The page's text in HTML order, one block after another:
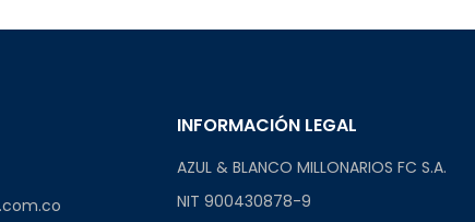
INFORMACIÓN LEGAL
AZUL & BLANCO MILLONARIOS FC S.A.
NIT 900430878-9